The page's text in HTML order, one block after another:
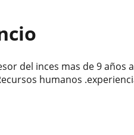
del inces mas de 9 años
humanos